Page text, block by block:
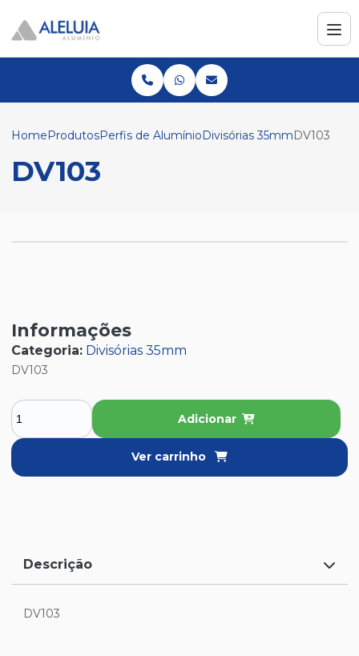
HomeProdutosPerfis de AlumínioDivisórias 35mmDV103
DV103
Informações
Categoria: Divisórias 35mm
DV103
Adicionar
Ver carrinho
Descrição
DV103